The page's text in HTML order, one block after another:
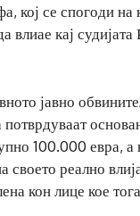
се спогоди на
кај
јавно
100.000 евра, а
реално
кон лице кое